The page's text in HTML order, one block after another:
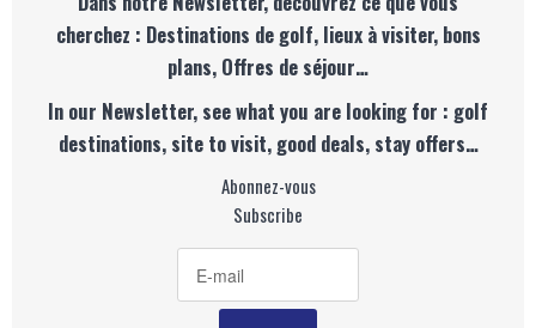
cherchez : Destinations de golf, lieux à visiter, bons
plans, Offres de séjour…
In our Newsletter, see what you are looking for : golf
destinations, site to visit, good deals, stay offers…
Abonnez-vous
Subscribe